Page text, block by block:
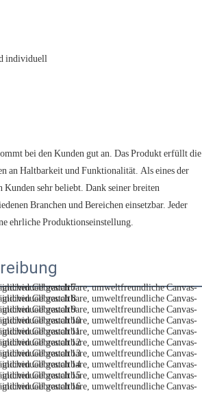
individuell
bei den Kunden gut an. Das Produkt erfüllt die
an Haltbarkeit und Funktionalität. Als eines der
Kunden sehr beliebt. Dank seiner breiten
Branchen und Bereichen einsetzbar. Jeder
ehrliche Produktionseinstellung.